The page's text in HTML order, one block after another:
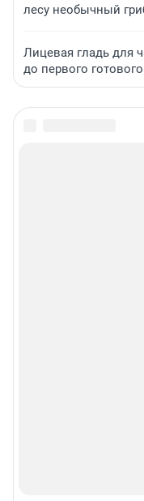
лесу необычный
Лицевая гладь для
до первого